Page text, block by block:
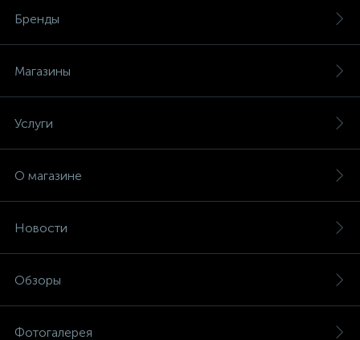
Бренды
Магазины
Услуги
О магазине
Новости
Обзоры
Фотогалерея